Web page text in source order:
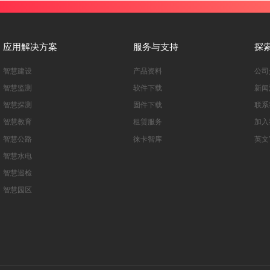
应用解决方案
智慧建设
智慧监测
智慧探测
智慧教育
智慧公路
智慧水电
智慧巡检
智慧园区
服务与支持
产品资料
软件下载
固件下载
租赁服务
徕卡智库
探
公
新
联
加
英